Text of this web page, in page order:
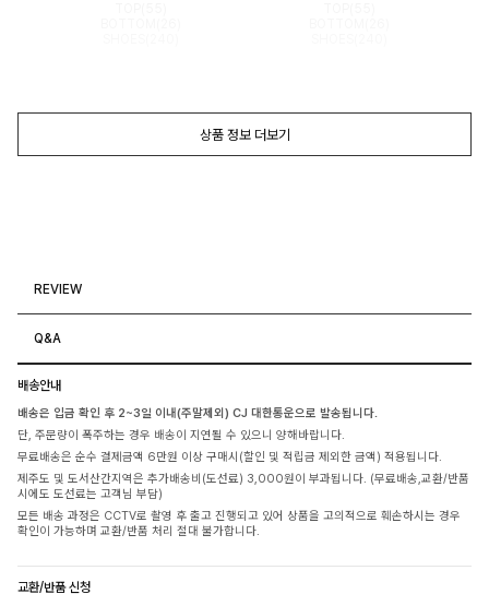
상품 정보 더보기
REVIEW
Q&A
배송안내
배송은 입금 확인 후 2~3일 이내(주말제외) CJ 대한통운으로 발송됩니다.
단, 주문량이 폭주하는 경우 배송이 지연될 수 있으니 양해바랍니다.
무료배송은 순수 결제금액 6만원 이상 구매시(할인 및 적립금 제외한 금액) 적용됩니다.
제주도 및 도서산간지역은 추가배송비(도선료) 3,000원이 부과됩니다. (무료배송,교환/반품
시에도 도선료는 고객님 부담)
모든 배송 과정은 CCTV로 촬영 후 출고 진행되고 있어 상품을 고의적으로 훼손하시는 경우
확인이 가능하며 교환/반품 처리 절대 불가합니다.
교환/반품 신청